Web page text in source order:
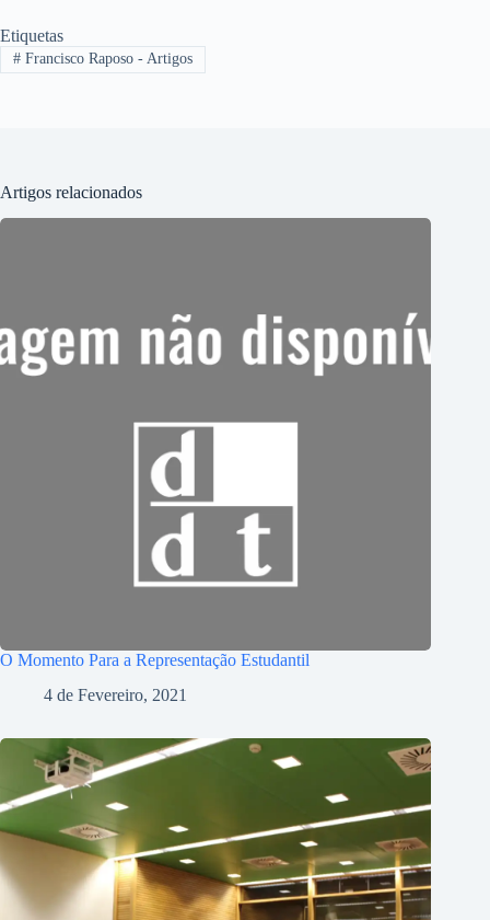
Etiquetas
#Francisco Raposo - Artigos
Artigos relacionados
O Momento Para a Representação Estudantil
4 de Fevereiro, 2021